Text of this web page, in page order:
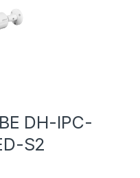
DH-IPC-
S2